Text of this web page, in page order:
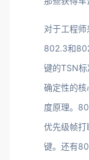
对于工程
802.3和
键的TSN
确定性的核
度原理。
优先级帧打
键。还有